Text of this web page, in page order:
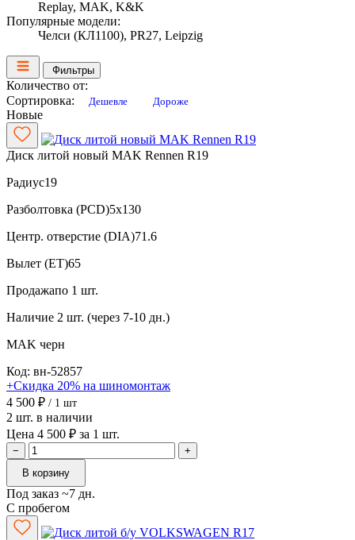
Replay, MAK, K&K
Популярные модели:
Челси (КЛ1100), PR27, Leipzig
Фильтры
Количество от:
Сортировка:
Дешевле Дороже
Новые
Диск литой новый MAK Rennen R19
Радиус19
Разболтовка (PCD)5x130
Центр. отверстие (DIA)71.6
Вылет (ET)65
Продажапо 1 шт.
Наличие 2 шт. (через 7-10 дн.)
MAK черн
Код: вн-52857
+Скидка 20% на шиномонтаж
4 500 ₽ / 1 шт
2 шт. в наличии
Цена 4 500 ₽ за 1 шт.
−
+
В корзину
Под заказ ~7 дн.
С пробегом